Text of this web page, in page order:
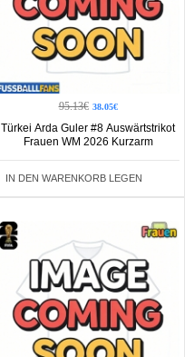
95.13€ 38.05€
Türkei Arda Guler #8 Auswärtstrikot
Frauen WM 2026 Kurzarm
IN DEN WARENKORB LEGEN